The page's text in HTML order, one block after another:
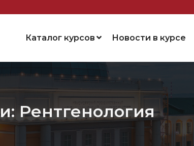
Каталог курсов Новости в курсе
Рентгенология